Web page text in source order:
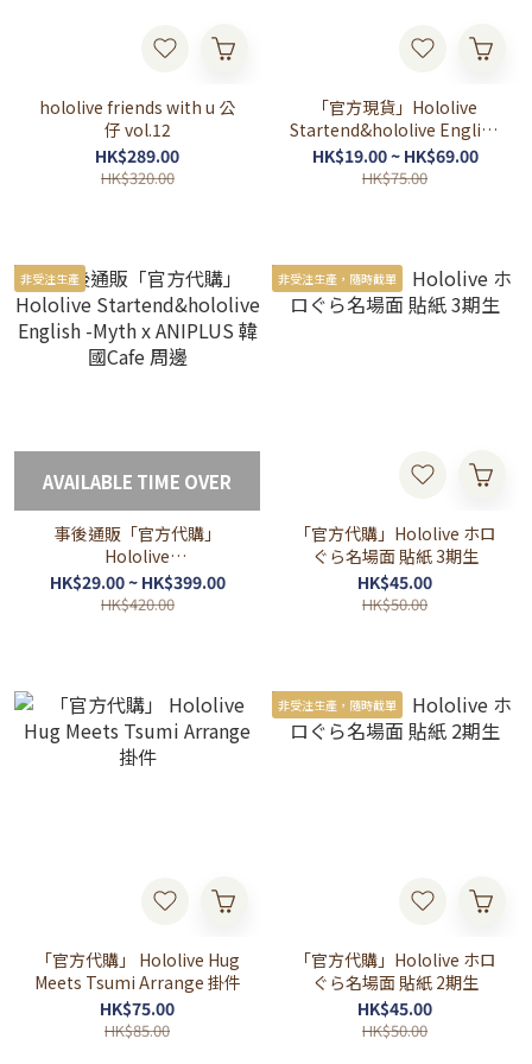
hololive friends with u 公
仔 vol.12
HK$289.00
HK$320.00
「官方現貨」Hololive
Startend&hololive English
-Myth x ANIPLUS 韓國Cafe
場販特典
HK$19.00 ~ HK$69.00
HK$75.00
非受注生產
AVAILABLE TIME OVER
事後通販「官方代購」
Hololive
Startend&hololive English
-Myth x ANIPLUS 韓國Cafe
HK$29.00 ~ HK$399.00
HK$420.00
非受注生產，隨時截單
「官方代購」Hololive ホロ
ぐら名場面 貼紙 3期生
HK$45.00
HK$50.00
「官方代購」 Hololive Hug
Meets Tsumi Arrange 掛件
HK$75.00
HK$85.00
非受注生產，隨時截單
「官方代購」Hololive ホロ
ぐら名場面 貼紙 2期生
HK$45.00
HK$50.00